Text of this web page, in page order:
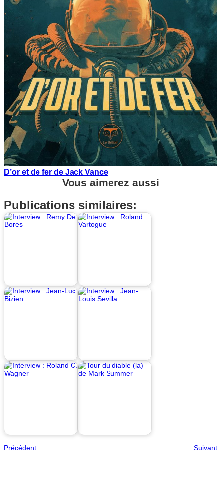
D’or et de fer de Jack Vance
Vous aimerez aussi
Publications similaires:
Précédent Suivant